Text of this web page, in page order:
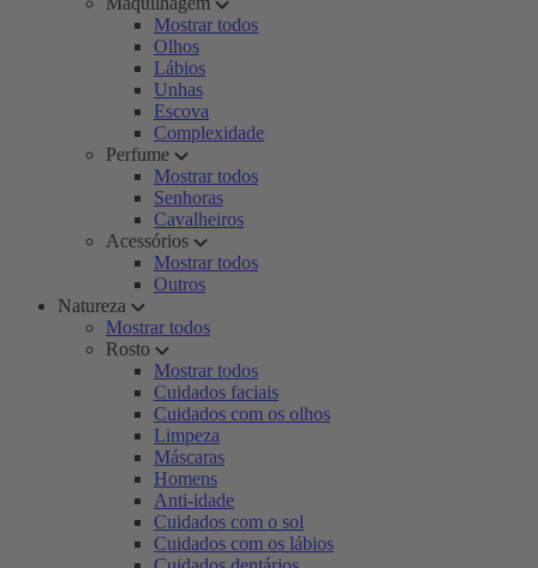
Mostrar todos
Olhos
Lábios
Unhas
Escova
Complexidade
Perfume
Mostrar todos
Senhoras
Cavalheiros
Acessórios
Mostrar todos
Outros
Natureza
Mostrar todos
Rosto
Mostrar todos
Cuidados faciais
Cuidados com os olhos
Limpeza
Máscaras
Homens
Anti-idade
Cuidados com o sol
Cuidados com os lábios